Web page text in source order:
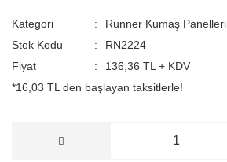
Kategori
Runner Kumaş Panelleri
Stok Kodu
RN2224
Fiyat
136,36 TL + KDV
*16,03 TL den başlayan taksitlerle!